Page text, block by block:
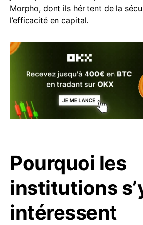
Morpho, dont ils héritent de la
l’efficacité en capital.
Pourquoi les
institutions
intéressent